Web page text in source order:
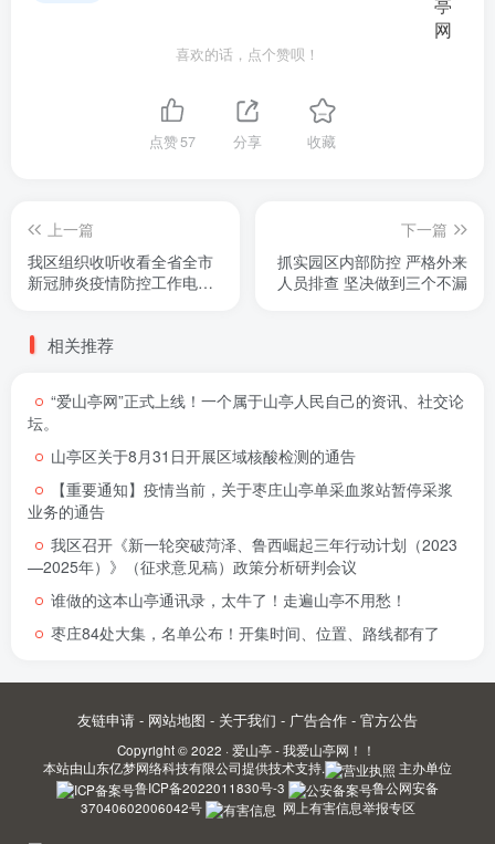
喜欢的话，点个赞呗！
点赞57 分享 收藏
上一篇
我区组织收听收看全省全市
新冠肺炎疫情防控工作电视
下一篇
抓实园区内部防控 严格外来
人员排查 坚决做到三个不漏
相关推荐
“爱山亭网”正式上线！一个属于山亭人民自己的资讯、社交论
坛。
山亭区关于8月31日开展区域核酸检测的通告
【重要通知】疫情当前，关于枣庄山亭单采血浆站暂停采浆
业务的通告
我区召开《新一轮突破菏泽、鲁西崛起三年行动计划（2023
—2025年）》（征求意见稿）政策分析研判会议
谁做的这本山亭通讯录，太牛了！走遍山亭不用愁！
枣庄84处大集，名单公布！开集时间、位置、路线都有了
友链申请 - 网站地图 - 关于我们 - 广告合作 - 官方公告
Copyright © 2022 · 爱山亭 - 我爱山亭网！！
本站由山东亿梦网络科技有限公司提供技术支持.
主办单位
鲁ICP备2022011830号-3
鲁公网安备
37040602006042号
网上有害信息举报专区